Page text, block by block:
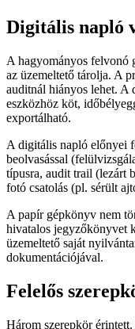
Digitális napló
A hagyományos felvonó
az üzemeltető tárolja. A
auditnál hiányos lehet. A
eszközhöz köt,
exportálható.
A digitális napló előnyei
beolvasással
típusra, audit trail (lezárt
fotó csatolás (pl. sérült
A papír gépkönyv nem
hivatalos jegyzőkönyvet
üzemeltető saját
dokumentációjával.
Felelős
Három szerepkör